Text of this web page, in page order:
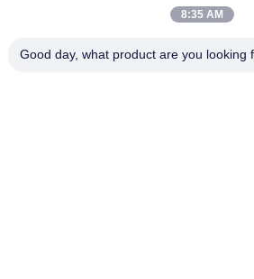
세
비 부직물 산업
8:35 AM
Good day, what product are you looking